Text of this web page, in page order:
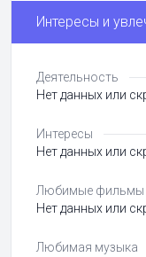
Интересы и
Деятельность
Нет данных или
Интересы
Нет данных или
Любимые фильмы
Нет данных или
Любимая музыка